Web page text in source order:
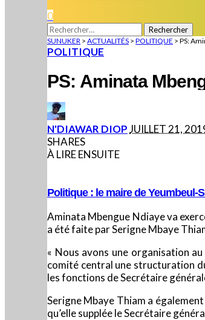
0
Rechercher :
SUNUKER > ACTUALITÉS > POLITIQUE > PS:
POLITIQUE
PS: Aminata
POSTED
BY
N'DIAWAR DIOPJUILLET 21,
SHARES
À LIRE ENSUITE
Politique : le maire de Yeumbeul-
Aminata Mbengue Ndiaye va
a été faite par Serigne Mbaye
« Nous avons une organisation
comité central une structuration
les fonctions de Secrétaire
Serigne Mbaye Thiam a
qu’elle supplée le Secrétaire